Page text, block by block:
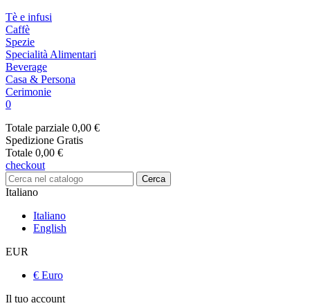
Tè e infusi
Caffè
Spezie
Specialità Alimentari
Beverage
Casa & Persona
Cerimonie
0
Totale parziale 0,00 €
Spedizione Gratis
Totale 0,00 €
checkout
Cerca
Italiano
Italiano
English
EUR
€ Euro
Il tuo account